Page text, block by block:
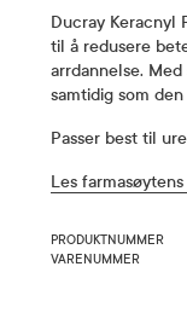
Ducray Keracnyl
til å redusere
arrdannelse.
samtidig som
Passer best til
Les
PRODUKTNUMMER
VARENUMMER